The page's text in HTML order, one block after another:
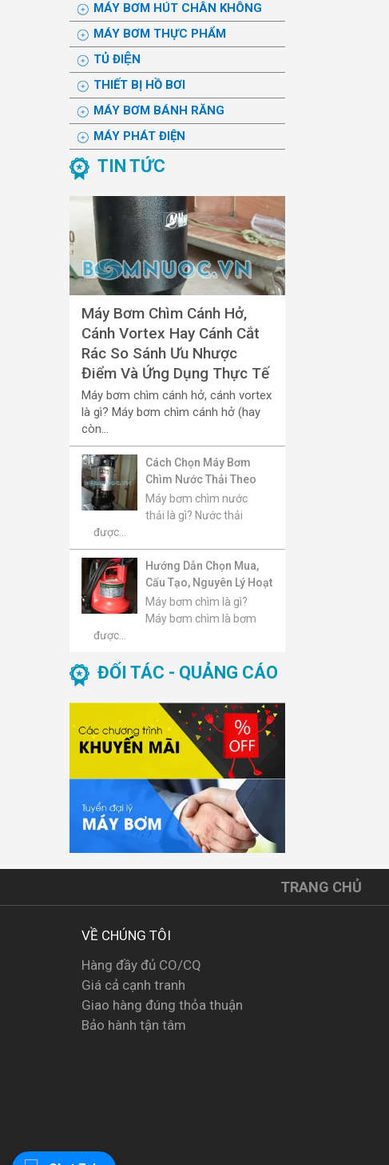
MÁY BƠM HÚT CHÂN KHÔNG
MÁY BƠM THỰC PHẨM
TỦ ĐIỆN
THIẾT BỊ HỒ BƠI
MÁY BƠM BÁNH RĂNG
MÁY PHÁT ĐIỆN
TIN TỨC
Máy Bơm Chìm Cánh Hở,
Cánh Vortex Hay Cánh Cắt
Rác So Sánh Ưu Nhược
Điểm Và Ứng Dụng Thực Tế
Máy bơm chìm cánh hở, cánh vortex
là gì? Máy bơm chìm cánh hở (hay
còn...
Cách Chọn Máy Bơm
Chìm Nước Thải Theo
Lưu Lượng, Cột Áp, Kích
Thước Hạt Rắn Và Môi
Máy bơm chìm nước
thải là gì? Nước thải
được...
Hướng Dẫn Chọn Mua,
Cấu Tạo, Nguyên Lý Hoạt
Động, Báo Giá Và Top
Máy Bơm Chìm Đáng
Máy bơm chìm là gì?
Máy bơm chìm là bơm
được...
ĐỐI TÁC - QUẢNG CÁO
TRANG CHỦ
VỀ CHÚNG TÔI
Hàng đầy đủ CO/CQ
Giá cả cạnh tranh
Giao hàng đúng thỏa thuận
Bảo hành tận tâm